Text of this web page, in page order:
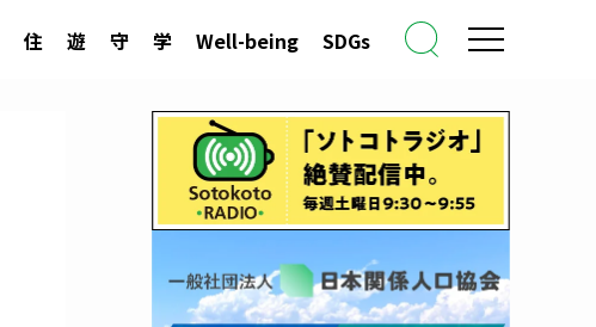
住 遊 守 学 Well-being SDGs